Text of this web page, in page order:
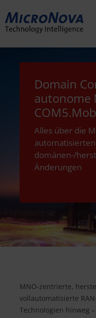
Domain
autonome
Alles über die
domänen-/
Änderungen
MNO-zentrierte,
vollautomatisierte
Technologien hinweg